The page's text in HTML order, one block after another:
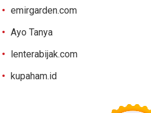
emirgarden.com
Ayo Tanya
lenterabijak.com
kupaham.id